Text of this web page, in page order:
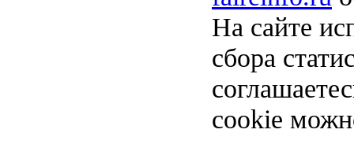
На сайте
сбора
cookie